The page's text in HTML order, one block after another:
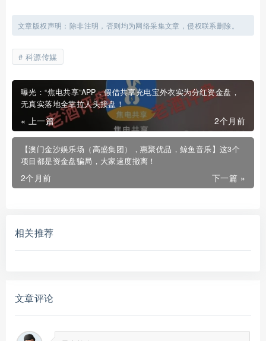
文章版权声明：除非注明，否则均为网络采集文章，侵权联系删除。
科源传媒
曝光：“焦电共享”APP，假借共享充电宝外衣实为分红资金盘，
无真实落地全靠拉人头接盘！
« 上一篇 2个月前
【澳门金沙娱乐场（高盛集团），惠聚优品，鲸鱼音乐】这3个
项目都是资金盘骗局，大家速度撤离！
下一篇 »
2个月前
相关推荐
文章评论